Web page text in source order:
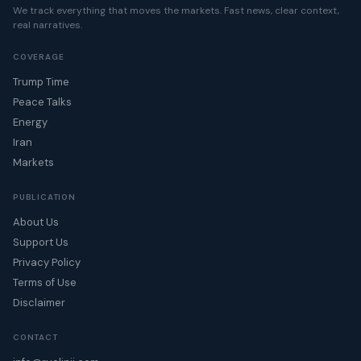
We track everything that moves the markets. Fast news, clear context,
real narratives.
COVERAGE
Trump Time
Peace Talks
Energy
Iran
Markets
PUBLICATION
About Us
Support Us
Privacy Policy
Terms of Use
Disclaimer
CONTACT